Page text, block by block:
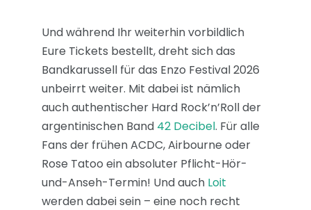
Und während Ihr weiterhin vorbildlich
Eure Tickets bestellt, dreht sich das
Bandkarussell für das Enzo Festival 2026
unbeirrt weiter. Mit dabei ist nämlich
auch authentischer Hard Rock’n’Roll der
argentinischen Band 42 Decibel. Für alle
Fans der frühen ACDC, Airbourne oder
Rose Tatoo ein absoluter Pflicht-Hör-
und-Anseh-Termin! Und auch Loit
werden dabei sein – eine noch recht